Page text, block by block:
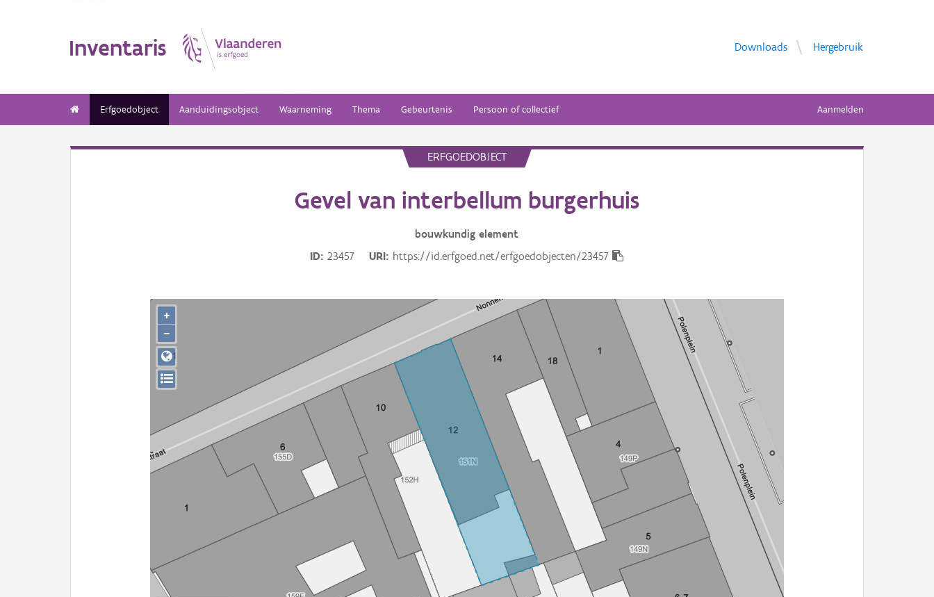
Inventaris Downloads Hergebruik
Erfgoedobject Aanduidingsobject Waarneming Thema Gebeurtenis Persoon of collectief Aanmelden
ERFGOEDOBJECT
Gevel van interbellum burgerhuis
bouwkundig element
ID
23457 URI https://id.erfgoed.net/erfgoedobjecten/23457
+
−